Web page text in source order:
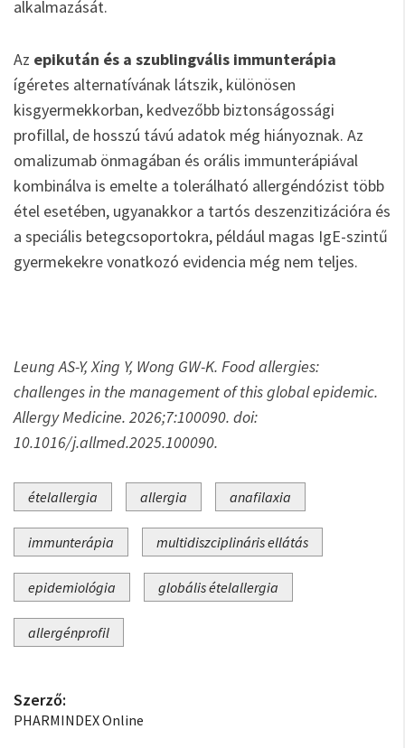
alkalmazását.
Az epikután és a szublingvális immunterápia
ígéretes alternatívának látszik, különösen
kisgyermekkorban, kedvezőbb biztonságossági
profillal, de hosszú távú adatok még hiányoznak. Az
omalizumab önmagában és orális immunterápiával
kombinálva is emelte a tolerálható allergéndózist több
étel esetében, ugyanakkor a tartós deszenzitizációra és
a speciális betegcsoportokra, például magas IgE-szintű
gyermekekre vonatkozó evidencia még nem teljes.
Leung AS-Y, Xing Y, Wong GW-K. Food allergies:
challenges in the management of this global epidemic.
Allergy Medicine. 2026;7:100090. doi:
10.1016/j.allmed.2025.100090.
ételallergia allergia anafilaxia
immunterápia multidiszciplináris ellátás
epidemiológia globális ételallergia
allergénprofil
Szerző:
PHARMINDEX Online